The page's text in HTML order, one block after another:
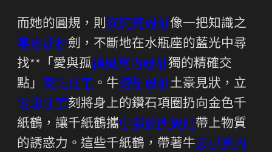
而她的圓規，則綠裝修設計像一把知識之
無毒建材劍，不斷地在水瓶座的藍光中尋
找**「愛與孤禪風室內設計獨的精確交
點」 養生住宅 。牛遊艇設計土豪見狀，立
健康住宅刻將身上的鑽石項圈扔向金色千
紙鶴，讓千紙鶴攜中醫診所設計帶上物質
的誘惑力。這些千紙鶴，帶著牛天母室內